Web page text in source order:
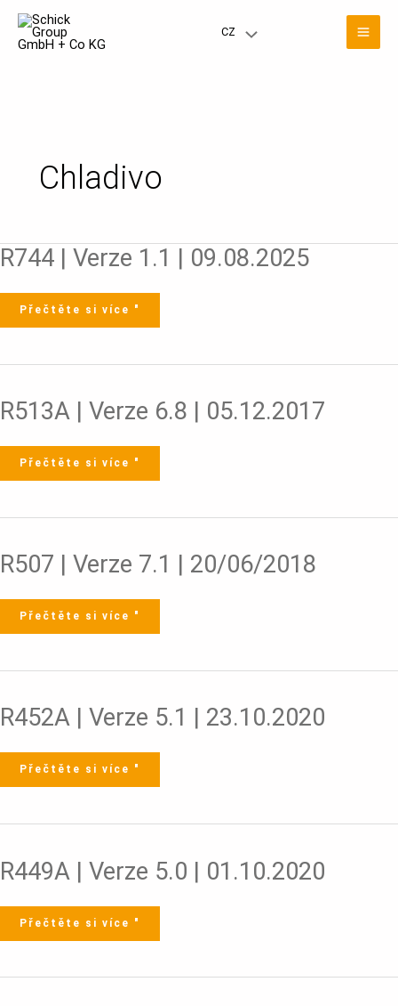
obsah
CZ Přepínač
Chladivo
R744 | Verze 1.1 | 09.08.2025
R744
|
Verze
09.08.2025
Přečtěte si více "
R513A | Verze 6.8 | 05.12.2017
R513A
|
Verze
05.12.2017
Přečtěte si více "
R507 | Verze 7.1 | 20/06/2018
R507
|
Verze
20/06/2018
Přečtěte si více "
R452A | Verze 5.1 | 23.10.2020
R452A
|
Verze
23.10.2020
Přečtěte si více "
R449A | Verze 5.0 | 01.10.2020
R449A
|
Verze
01.10.2020
Přečtěte si více "